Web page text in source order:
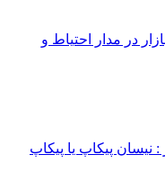
خودرو در ۱۴ مرداد ۱۴۰۵؛ بازار در مدار احتیاط و
پیکاپ یا پیکاپ